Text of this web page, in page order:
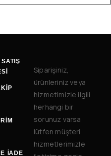
İADE
Siparişiniz,
ürünleriniz veya
hizmetimizle ilgili
herhangi bir
sorunuz varsa
lütfen müşteri
hizmetlerimizle